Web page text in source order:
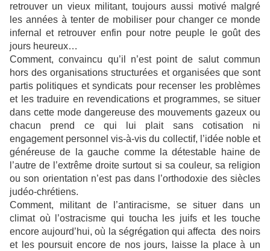
retrouver un vieux militant, toujours aussi motivé malgré
les années à tenter de mobiliser pour changer ce monde
infernal et retrouver enfin pour notre peuple le goût des
jours heureux…
Comment, convaincu qu’il n’est point de salut commun
hors des organisations structurées et organisées que sont
partis politiques et syndicats pour recenser les problèmes
et les traduire en revendications et programmes, se situer
dans cette mode dangereuse des mouvements gazeux ou
chacun prend ce qui lui plait sans cotisation ni
engagement personnel vis-à-vis du collectif, l’idée noble et
généreuse de la gauche comme la détestable haine de
l’autre de l’extrême droite surtout si sa couleur, sa religion
ou son orientation n’est pas dans l’orthodoxie des siècles
judéo-chrétiens.
Comment, militant de l’antiracisme, se situer dans un
climat où l’ostracisme qui toucha les juifs et les touche
encore aujourd’hui, où la ségrégation qui affecta des noirs
et les poursuit encore de nos jours, laisse la place à un